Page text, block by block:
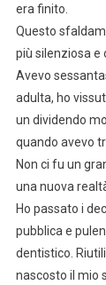
era finito.
Questo
più silenziosa e
Avevo
adulta, ho
un dividendo
quando avevo
Non ci fu un
una nuova
Ho passato i
pubblica e
dentistico.
nascosto il mio